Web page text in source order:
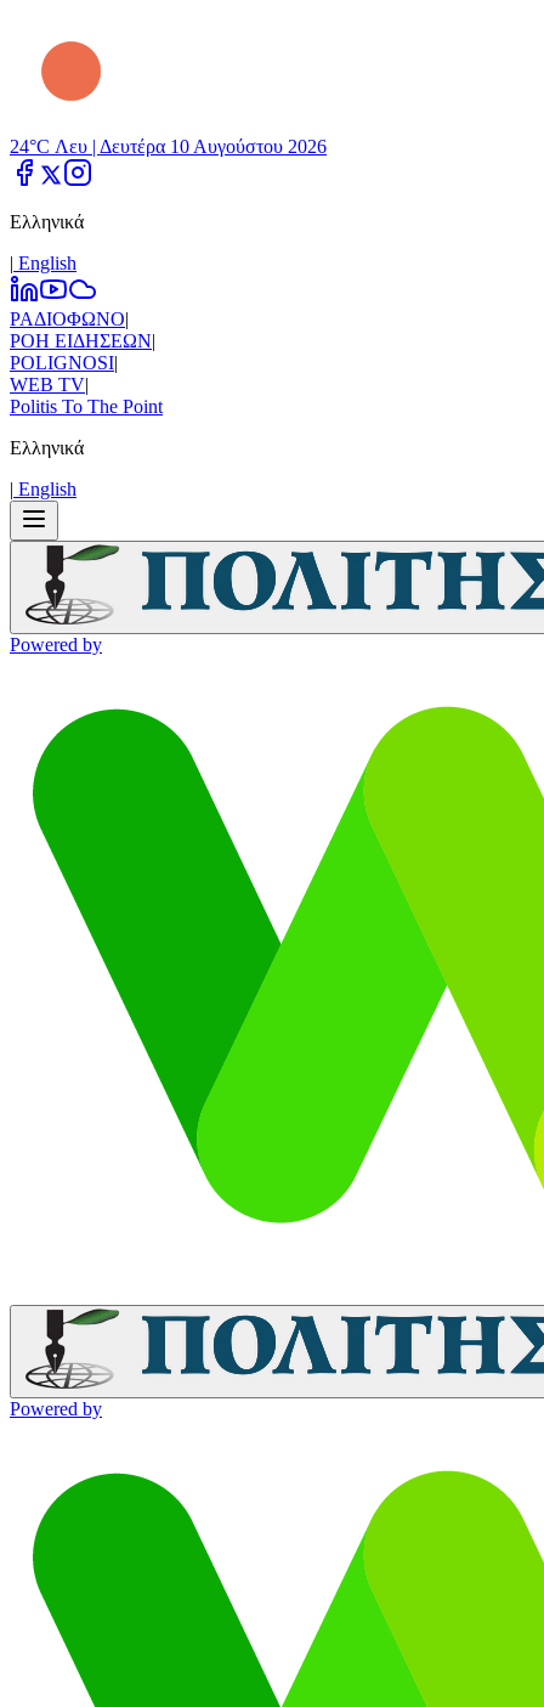
24°C Λευ | Δευτέρα 10 Αυγούστου 2026
Ελληνικά
| Εnglish
ΡΑΔΙΟΦΩΝΟ|
ΡΟΗ ΕΙΔΗΣΕΩΝ|
POLIGNOSI|
WEB TV|
Politis To The Point
Ελληνικά
| Εnglish
Powered by
Powered by